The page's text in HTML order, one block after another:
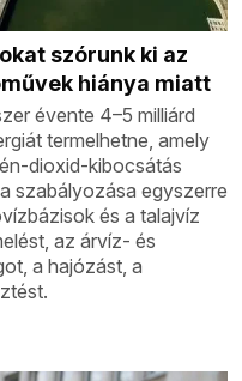
szórunk ki az
hiánya miatt
évente 4–5 milliárd
termelhetne, amely
dioxid-kibocsátás
szabályozása egyszerre
és a talajvíz
az árvíz- és
a hajózást, a